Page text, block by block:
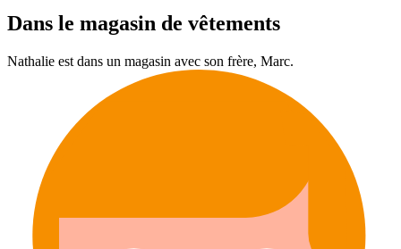
Dans le magasin de vêtements
Nathalie est dans un magasin avec son frère, Marc.